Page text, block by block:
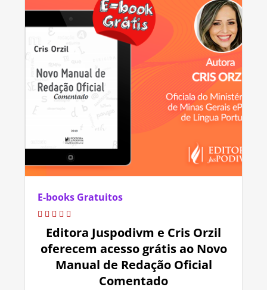
E-books Gratuitos
Editora Juspodivm e Cris Orzil
oferecem acesso grátis ao Novo
Manual de Redação Oficial
Comentado